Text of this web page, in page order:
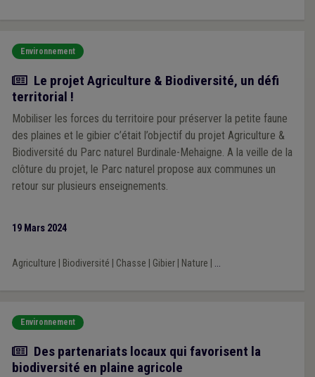
Environnement
Article
Le projet Agriculture & Biodiversité, un défi
territorial !
Mobiliser les forces du territoire pour préserver la petite faune
des plaines et le gibier c’était l’objectif du projet Agriculture &
Biodiversité du Parc naturel Burdinale-Mehaigne. A la veille de la
clôture du projet, le Parc naturel propose aux communes un
retour sur plusieurs enseignements.
19 Mars 2024
Agriculture Biodiversité Chasse Gibier| Nature ...
Environnement
Article
Des partenariats locaux qui favorisent la
biodiversité en plaine agricole